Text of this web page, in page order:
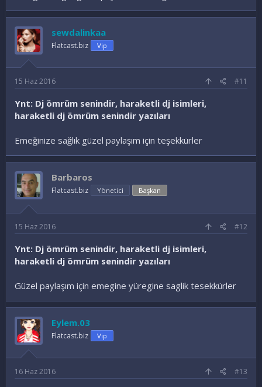
sewdalinkaa
Flatcast.biz Vip
15 Haz 2016 #11
Ynt: Dj ömrüm senindir, haraketli dj isimleri,
haraketli dj ömrüm senindir yazıları
Emeğinize sağlık güzel paylaşım için teşekkürler
Barbaros
Flatcast.biz Yönetici Başkan
15 Haz 2016 #12
Ynt: Dj ömrüm senindir, haraketli dj isimleri,
haraketli dj ömrüm senindir yazıları
Güzel paylaşım için emegine yüregine saglik tesekkürler
Eylem.03
Flatcast.biz Vip
16 Haz 2016 #13